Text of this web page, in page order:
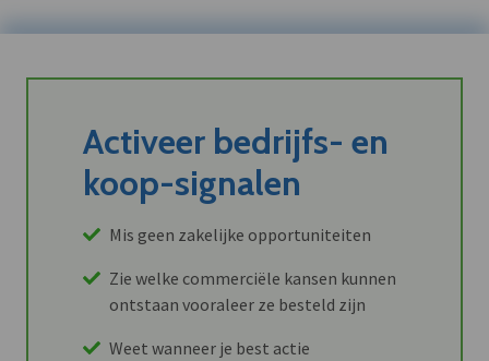
Activeer bedrijfs- en
koop-signalen
Mis geen zakelijke opportuniteiten
Zie welke commerciële kansen kunnen
ontstaan vooraleer ze besteld zijn
Weet wanneer je best actie